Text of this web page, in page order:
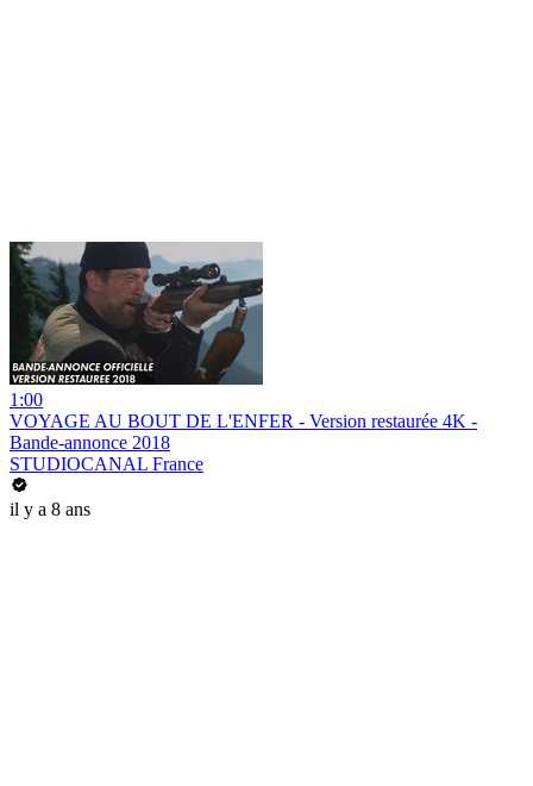
1:00
VOYAGE AU BOUT DE L'ENFER - Version restaurée 4K -
Bande-annonce 2018
STUDIOCANAL France
il y a 8 ans